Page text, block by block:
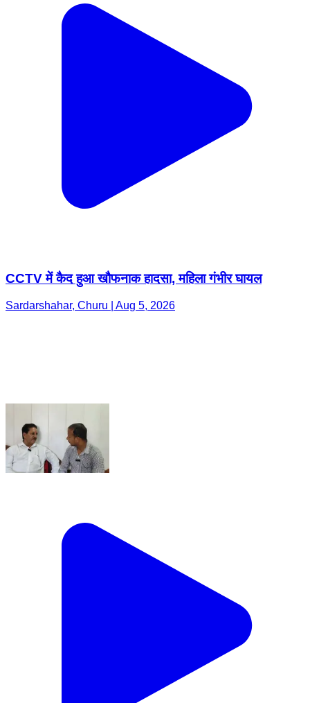
CCTV में कैद हुआ खौफनाक हादसा, महिला गंभीर घायल
Sardarshahar, Churu | Aug 5, 2026